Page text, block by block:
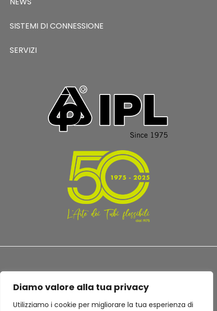
Diamo valore alla tua privacy
Utilizziamo i cookie per migliorare la tua esperienza di
SISTEMI DI CONNESSIONE
SERVIZI